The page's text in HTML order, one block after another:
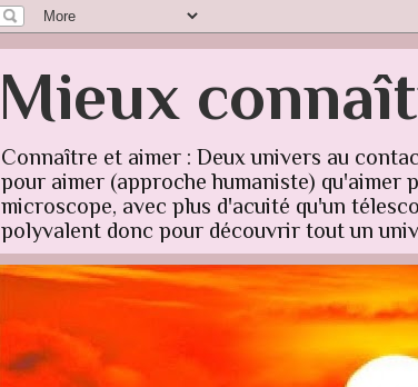
Mieux
Connaître et aimer : Deux univers au
pour aimer (approche humaniste) qu'aimer
microscope, avec plus d'acuité qu'un
polyvalent donc pour découvrir tout un